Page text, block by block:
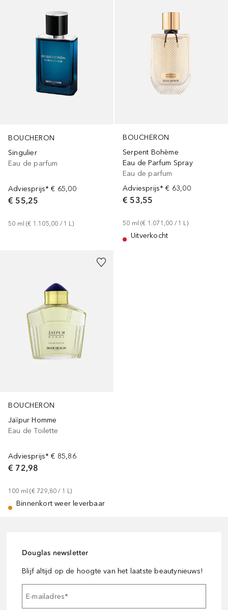
BOUCHERON
Singulier
Eau de parfum
Adviesprijs* € 65,00
€ 55,25
50 ml (€ 1.105,00 / 1 L )
BOUCHERON
Serpent Bohème
Eau de Parfum Spray
Eau de parfum
Adviesprijs* € 63,00
€ 53,55
50 ml (€ 1.071,00 / 1 L)
Uitverkocht
BOUCHERON
Jaïpur Homme
Eau de Toilette
Adviesprijs* € 85,86
€ 72,98
100 ml (€ 729,80 / 1 L)
Binnenkort weer leverbaar
Douglas newsletter
Blijf altijd op de hoogte van het laatste beautynieuws!
E-mailadres*